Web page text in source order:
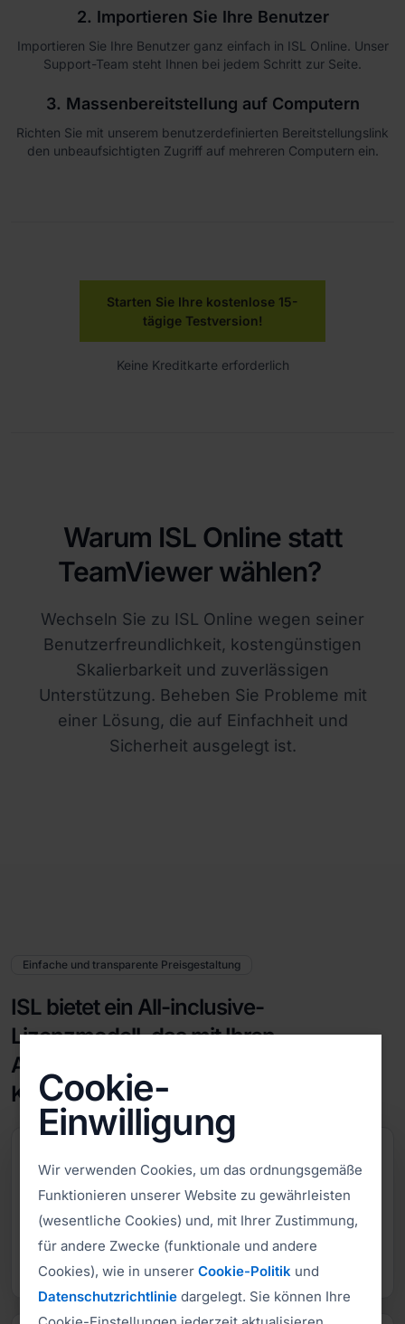
2. Importieren Sie Ihre Benutzer
Importieren Sie Ihre Benutzer ganz einfach in ISL Online. Unser
Support-Team steht Ihnen bei jedem Schritt zur Seite.
3. Massenbereitstellung auf Computern
Richten Sie mit unserem benutzerdefinierten Bereitstellungslink
den unbeaufsichtigten Zugriff auf mehreren Computern ein.
Starten Sie Ihre kostenlose 15-
tägige Testversion!
Keine Kreditkarte erforderlich
Warum ISL Online statt
TeamViewer wählen?
Wechseln Sie zu ISL Online wegen seiner
Benutzerfreundlichkeit, kostengünstigen
Skalierbarkeit und zuverlässigen
Unterstützung. Beheben Sie Probleme mit
einer Lösung, die auf Einfachheit und
Sicherheit ausgelegt ist.
Einfache und transparente Preisgestaltung
ISL bietet ein All-inclusive-
Lizenzmodell, das mit Ihren
Anforderungen mitwächst, wodurch
Komplexität vermieden wird.
Das auf Add-ons basierende Framework kombiniert
gestaffelte Tarife mit modularen Add-ons, die sowohl die
Kosten als auch die Komplexität erhöhen. Der Einstiegstarif
„Remote Access“ erlaubt nur einen lizenzierten Benutzer
und drei unbeaufsichtigte Geräte, wobei der mobile
Support als separates Add-on angeboten wird.
Cookie-
Einwilligung
Wir verwenden Cookies, um das ordnungsgemäße
Funktionieren unserer Website zu gewährleisten
(wesentliche Cookies) und, mit Ihrer Zustimmung,
für andere Zwecke (funktionale und andere
Cookies), wie in unserer Cookie-Politik und
Datenschutzrichtlinie dargelegt. Sie können Ihre